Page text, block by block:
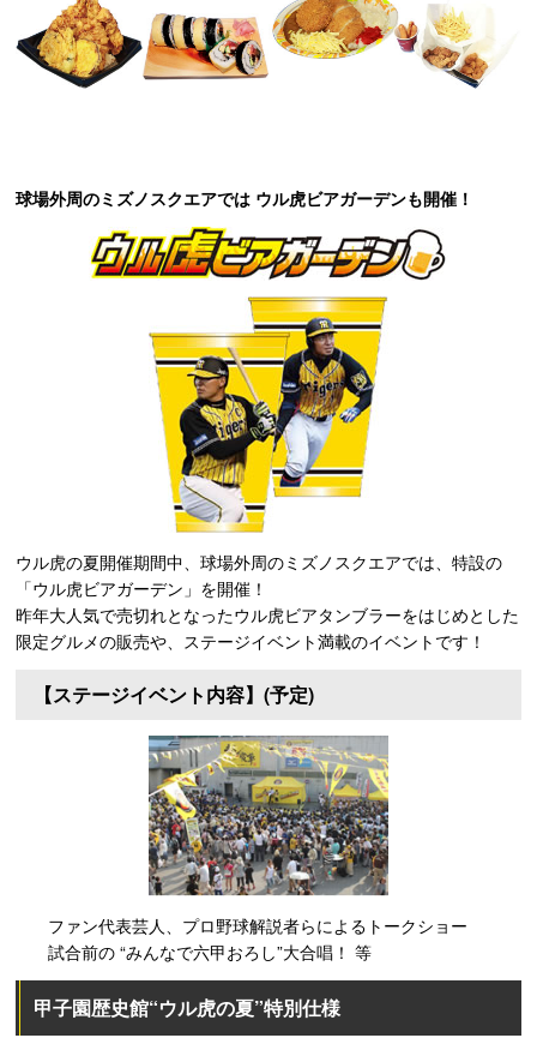
球場外周のミズノスクエアでは ウル虎ビアガーデンも開催！
ウル虎の夏開催期間中、球場外周のミズノスクエアでは、特設の
「ウル虎ビアガーデン」を開催！
昨年大人気で売切れとなったウル虎ビアタンブラーをはじめとした
限定グルメの販売や、ステージイベント満載のイベントです！
【ステージイベント内容】(予定)
ファン代表芸人、プロ野球解説者らによるトークショー
試合前の “みんなで六甲おろし”大合唱！ 等
甲子園歴史館“ウル虎の夏”特別仕様